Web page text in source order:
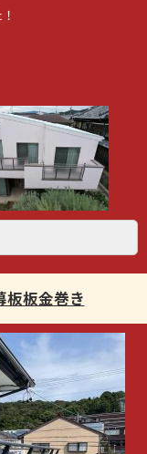
板板金巻き